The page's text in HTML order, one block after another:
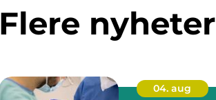
Flere nyheter
04. aug